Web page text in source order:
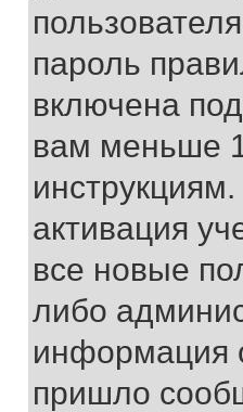
пароль
включена
вам меньше
активация
все новые
либо
информация
пришло